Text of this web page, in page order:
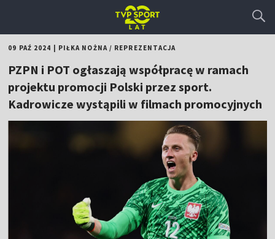
09 PAŹ 2024 PIŁKA NOŻNA/ REPREZENTACJA
PZPN i POT ogłaszają współpracę w ramach
projektu promocji Polski przez sport.
Kadrowicze wystąpili w filmach promocyjnych